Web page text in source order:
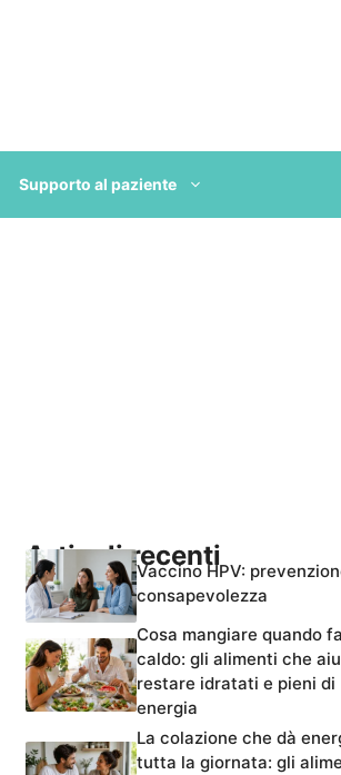
Supporto al paziente
Articoli recenti
Vaccino HPV:
consapevolezza
Cosa mangiare quando
caldo: gli alimenti che
restare idratati e pieni di
energia
La colazione che dà
tutta la giornata: gli